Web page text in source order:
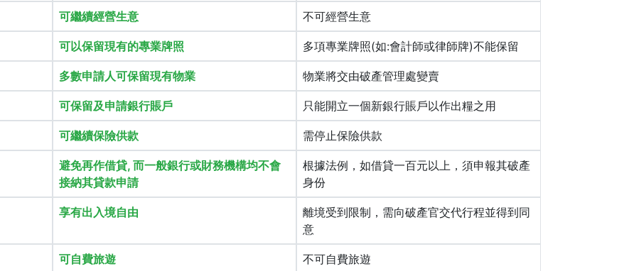
可繼續經營生意 不可經營生意
可以保留現有的專業牌照 多項專業牌照(如:會計師或律師牌)不能保留
多數申請人可保留現有物業 物業將交由破產管理處變賣
可保留及申請銀行賬戶 只能開立一個新銀行賬戶以作出糧之用
可繼續保險供款 需停止保險供款
避免再作借貸, 而一般銀行或財務機構均不會
接納其貸款申請
根據法例，如借貸一百元以上，須申報其破產
身份
享有出入境自由
離境受到限制，需向破產官交代行程並得到同
意
可自費旅遊 不可自費旅遊